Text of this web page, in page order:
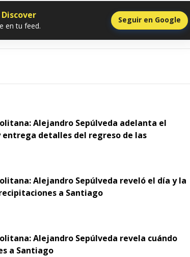
en tu feed.
Seguir en Google
Alejandro Sepúlveda adelanta el
detalles del regreso de las
Alejandro Sepúlveda reveló el día y la
a Santiago
Alejandro Sepúlveda revela cuándo
a Santiago